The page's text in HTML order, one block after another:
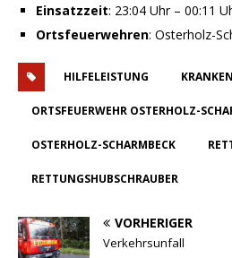
Einsatzzeit: 23:04 Uhr – 00:11
Ortsfeuerwehren: Osterholz-
HILFELEISTUNG
ORTSFEUERWEHR OSTERHOLZ-
OSTERHOLZ-SCHARMBECK
RETTUNGSHUBSCHRAUBER
VORHERIGER
Verkehrsunfall